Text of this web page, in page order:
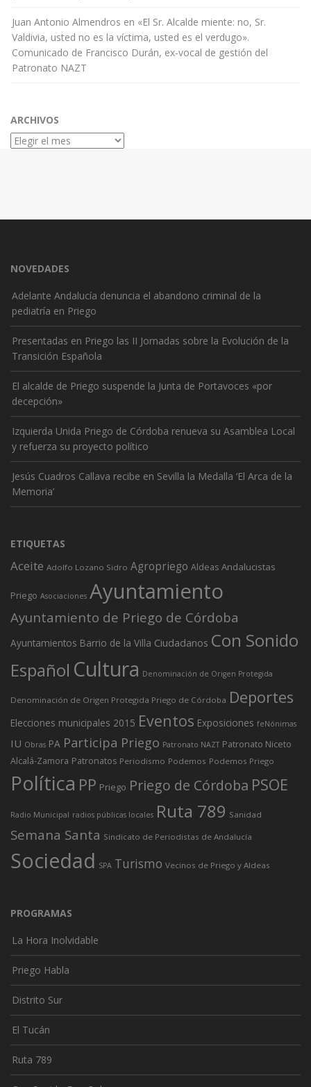
Juan Antonio Almendros en «El Sr. Alcalde miente: no, Sr.
Valdivia, usted no es la víctima, usted es el verdugo».
Comunicado de Francisco Durán, ex-vocal de gestión del
Patronato NAZT
ARCHIVOS
Archivos
NOVEDADES
Adelante Andalucía denuncia el abandono criminal de la
pediatría en Priego
Presentadas en Priego las II Jornadas sobre la Evolución de la
Transición Española
El alcalde de Priego suspende la Junta de Portavoces «por
decepción»
Izquierda Unida Priego de Córdoba renueva su Asamblea Local
y refuerza su proyecto político
Jesús Cuadros Callava recibe en Sevilla la Medalla ‘El Arca de la
Memoria’
ETIQUETAS
Aceite Adolfo Lozano Sidro Agropriego Aldeas Andalucistas
Priego Asociaciones Ayuntamiento
Ayuntamiento de Priego de Córdoba
Ayuntamientos Barrio de la Villa Ciudadanos Con Sonido
Español Cultura Denominación de Origen Protegida
Denominación de Origen Protegida Priego de Córdoba Deportes
Elecciones municipales 2015 Eventos Exposiciones feNónimas
IU Obras PA Participa Priego Patronato NAZT Patronato Niceto
Alcalá-Zamora Patronatos Periodismo Podemos Podemos Priego
Política PP Priego Priego de Córdoba PSOE
Radio Municipal radios públicas locales Ruta 789 Sanidad
Semana Santa Sindicato de Periodistas de Andalucía
Sociedad SPA Turismo Vecinos de Priego y Aldeas
PROGRAMAS
La Hora Inolvidable
Priego Habla
Distrito Sur
El Tucán
Ruta 789